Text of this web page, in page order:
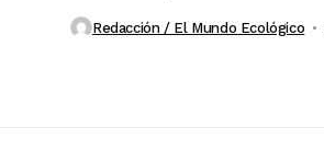
Redacción / El Mundo Ecológico